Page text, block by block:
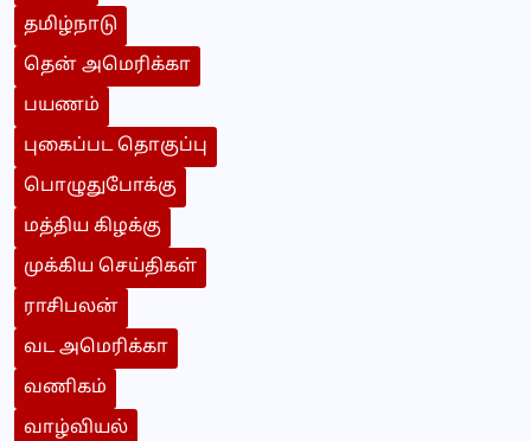
தமிழ்நாடு
தென் அமெரிக்கா
பயணம்
புகைப்பட தொகுப்பு
பொழுதுபோக்கு
மத்திய கிழக்கு
முக்கிய செய்திகள்
ராசிபலன்
வட அமெரிக்கா
வணிகம்
வாழ்வியல்